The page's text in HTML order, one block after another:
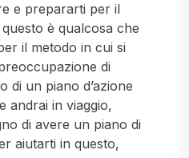
e prepararti per il
è qualcosa che
il metodo in cui si
di
di un piano d’azione
andrai in viaggio,
di avere un piano di
aiutarti in questo,